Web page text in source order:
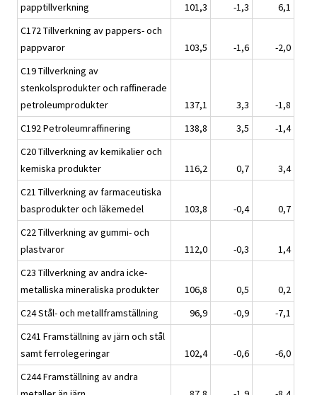
papptillverkning
101,3 -1,3
6,1
C172 Tillverkning av pappers- och
pappvaror
103,5 -1,6
-2,0
C19 Tillverkning av
stenkolsprodukter och raffinerade
petroleumprodukter
137,1 3,3
-1,8
C192 Petroleumraffinering
138,8 3,5
-1,4
C20 Tillverkning av kemikalier och
kemiska produkter
116,2 0,7
3,4
C21 Tillverkning av farmaceutiska
basprodukter och läkemedel
103,8 -0,4
0,7
C22 Tillverkning av gummi- och
plastvaror
112,0 -0,3
1,4
C23 Tillverkning av andra icke-
metalliska mineraliska produkter
106,8 0,5
0,2
C24 Stål- och metallframställning
96,9 -0,9
-7,1
C241 Framställning av järn och stål
samt ferrolegeringar
102,4 -0,6
-6,0
C244 Framställning av andra